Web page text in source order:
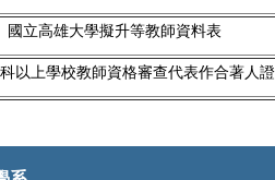
國立高雄大學擬升等教師資料表
以上學校教師資格審查代表作合著人